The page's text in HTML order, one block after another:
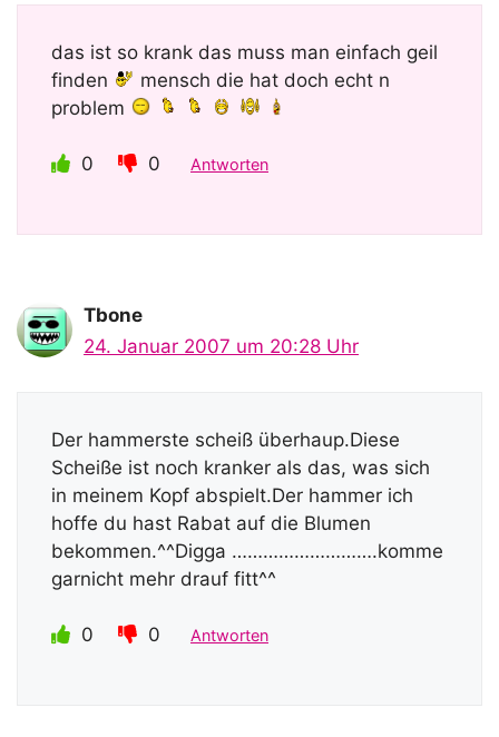
das ist so krank das muss man einfach geil
finden
mensch die hat doch echt n
problem
0 0 Antworten
Tbone
24. Januar 2007 um 20:28 Uhr
Der hammerste scheiß überhaup.Diese
Scheiße ist noch kranker als das, was sich
in meinem Kopf abspielt.Der hammer ich
hoffe du hast Rabat auf die Blumen
bekommen.^^Digga ……………………….komme
garnicht mehr drauf fitt^^
0 0 Antworten